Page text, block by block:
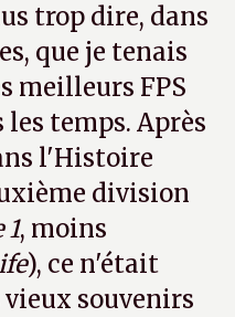
trop dire, dans
que je tenais
meilleurs FPS
temps. Après
l'Histoire
division
1, moins
), ce n'était
vieux souvenirs